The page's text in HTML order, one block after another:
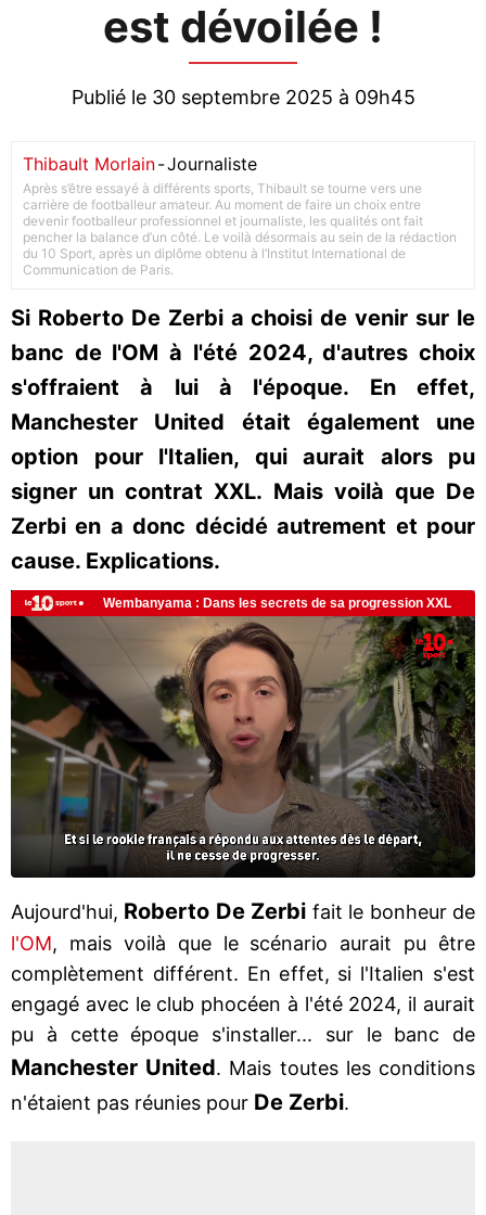
est dévoilée !
Publié le 30 septembre 2025 à 09h45
Thibault Morlain-Journaliste
Après s’être essayé à différents sports, Thibault se tourne vers une
carrière de footballeur amateur. Au moment de faire un choix entre
devenir footballeur professionnel et journaliste, les qualités ont fait
pencher la balance d’un côté. Le voilà désormais au sein de la rédaction
du 10 Sport, après un diplôme obtenu à l’Institut International de
Communication de Paris.
Si Roberto De Zerbi a choisi de venir sur le
banc de l'OM à l'été 2024, d'autres choix
s'offraient à lui à l'époque. En effet,
Manchester United était également une
option pour l'Italien, qui aurait alors pu
signer un contrat XXL. Mais voilà que De
Zerbi en a donc décidé autrement et pour
cause. Explications.
Aujourd'hui, Roberto De Zerbi fait le bonheur de
l'OM, mais voilà que le scénario aurait pu être
complètement différent. En effet, si l'Italien s'est
engagé avec le club phocéen à l'été 2024, il aurait
pu à cette époque s'installer... sur le banc de
Manchester United. Mais toutes les conditions
n'étaient pas réunies pour De Zerbi.